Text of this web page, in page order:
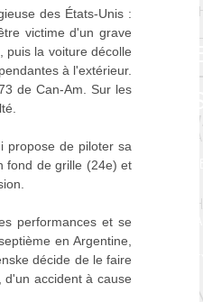
des États-Unis :
victime d'un grave
puis la voiture décolle
à l'extérieur.
de Can-Am. Sur les
propose de piloter sa
fond de grille (24e) et
performances et se
en Argentine,
décide de le faire
accident à cause